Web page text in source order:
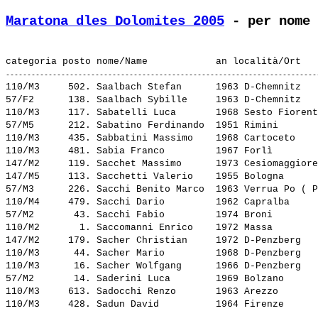
Maratona dles Dolomites 2005 - per nome
110/M3     502. Saalbach Stefan
1963 D-
57/F2      138. Saalbach Sybille
1963 D-
110/M3     117. Sabatelli Luca
1968 Sesto
57/M5      212. Sabatino Ferdinando
1951 Rimini
110/M3     435. Sabbatini Massimo
1968 Cartoceto
110/M3     481. Sabia Franco
1967 Forlì
147/M2     119. Sacchet Massimo
1973
147/M5     113. Sacchetti Valerio
1955 Bologna
57/M3      226. Sacchi Benito Marco
1963 Verrua Po
110/M4     479. Sacchi Dario
1962 Capralba
57/M2       43. Sacchi Fabio
1974 Broni
110/M2       1. Saccomanni Enrico
1972 Massa
147/M2     179. Sacher Christian
1972 D-
110/M3      44. Sacher Mario
1968 D-
110/M3      16. Sacher Wolfgang
1966 D-
57/M2       14. Saderini Luca
1969 Bolzano
110/M3     613. Sadocchi Renzo
1963 Arezzo
110/M3     428. Sadun David
1964 Firenze